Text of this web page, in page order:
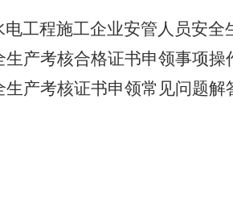
电工程施工企业安管人员安全
生产考核合格证书申领事项操
生产考核证书申领常见问题解